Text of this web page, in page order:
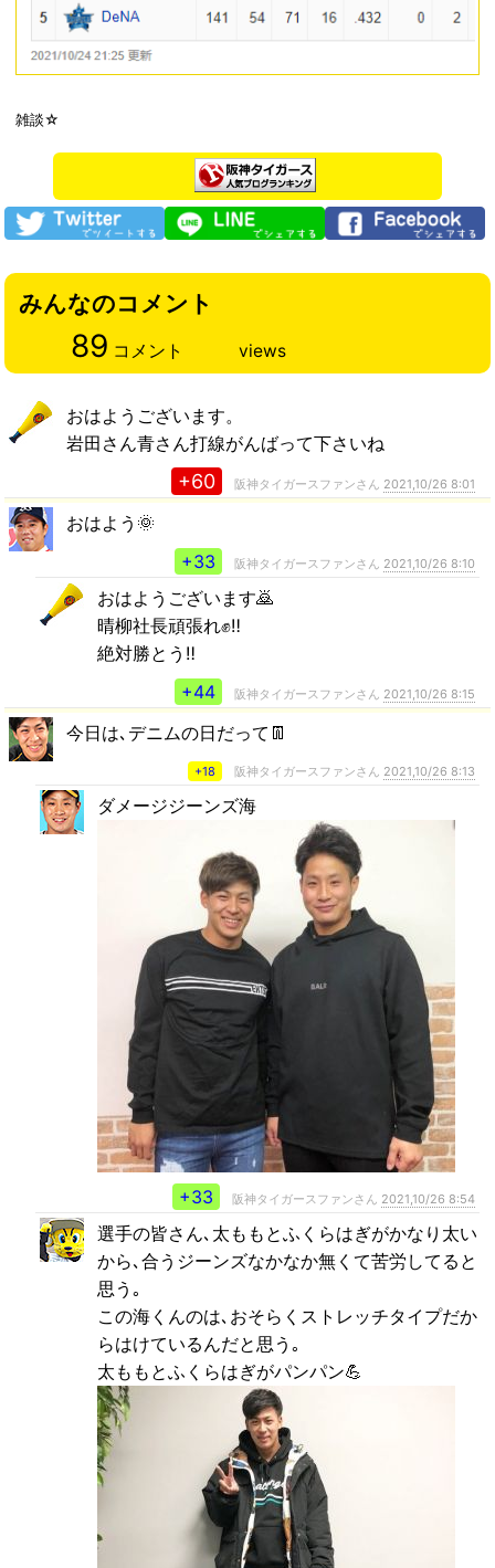
雑談☆
みんなのコメント
89 コメント views
おはようございます。
岩田さん青さん打線がんばって下さいね
+60 阪神タイガースファンさん 2021,10/26 8:01
おはよう🌞
+33
阪神タイガースファンさん 2021,10/26 8:10
おはようございます🙇
晴柳社長頑張れ✊‼️
絶対勝とう‼️
+44
阪神タイガースファンさん 2021,10/26 8:15
今日は､デニムの日だって👖
+18 阪神タイガースファンさん 2021,10/26 8:13
ダメージジーンズ海
+33 阪神タイガースファンさん 2021,10/26 8:54
選手の皆さん､太ももとふくらはぎがかなり太い
から､合うジーンズなかなか無くて苦労してると
思う｡
この海くんのは､おそらくストレッチタイプだか
らはけているんだと思う｡
太ももとふくらはぎがパンパン💪